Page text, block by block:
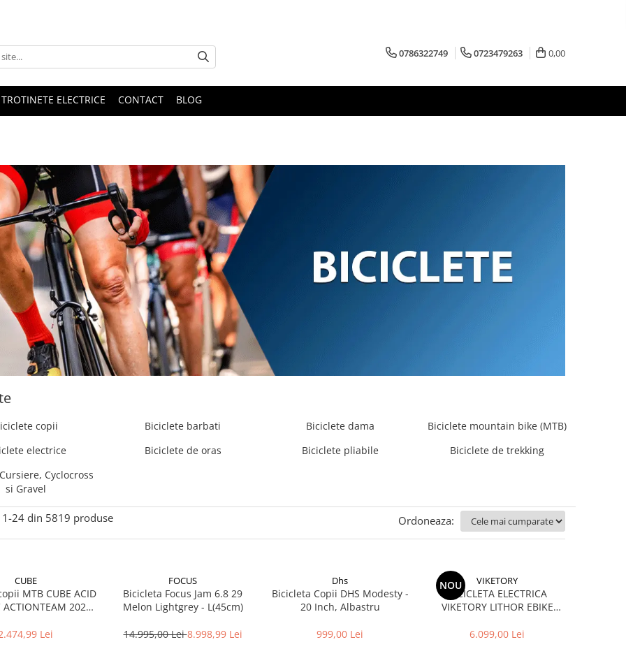
0786322749 0723479263 0,00
ELECTRICE CONTACT BLOG
copii Biciclete barbati Biciclete dama
Biciclete mountain bike (MTB)
electrice
Biciclete de oras Biciclete pliabile
Biciclete de trekking
Cyclocross
si Gravel
1-24 din 5819 produse Ordoneaza:
CUBE
MTB CUBE ACID
ACTIONTEAM 2025
Lei
FOCUS
Bicicleta Focus Jam 6.8 29
Melon Lightgrey - L(45cm)
14.995,00 Lei8.998,99 Lei
Dhs
Bicicleta Copii DHS Modesty -
20 Inch, Albastru
999,00 Lei
NOU VIKETORY
BICICLETA ELECTRICA
VIKETORY LITHOR EBIKE
6.099,00 Lei